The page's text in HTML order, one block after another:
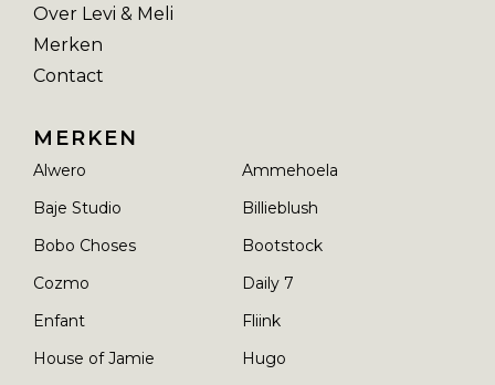
Over Levi & Meli
Merken
Contact
MERKEN
Alwero
Ammehoela
Baje Studio
Billieblush
Bobo Choses
Bootstock
Cozmo
Daily 7
Enfant
Fliink
House of Jamie
Hugo